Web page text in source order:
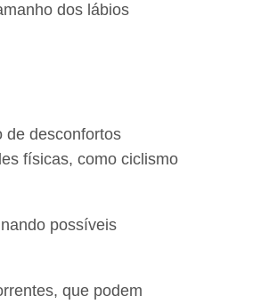
dos lábios
de desconfortos
físicas, como ciclismo
possíveis
que podem